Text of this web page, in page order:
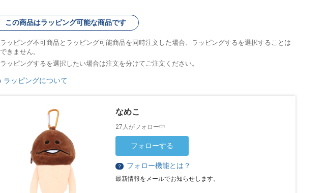
この商品はラッピング可能な商品です
ラッピング不可商品とラッピング可能商品を同時注文した場合、ラッピングするを選択することは
できません。
ラッピングするを選択したい場合は注文を分けてご注文ください。
ラッピングについて
なめこ
27人がフォロー中
フォローする
？ フォロー機能とは？
最新情報をメールでお知らせします。